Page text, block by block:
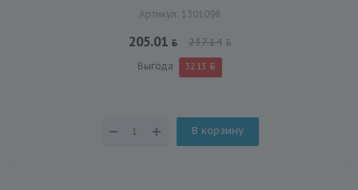
Артикул: 1301098
205.01 237.14
Выгода 32.13
В корзину